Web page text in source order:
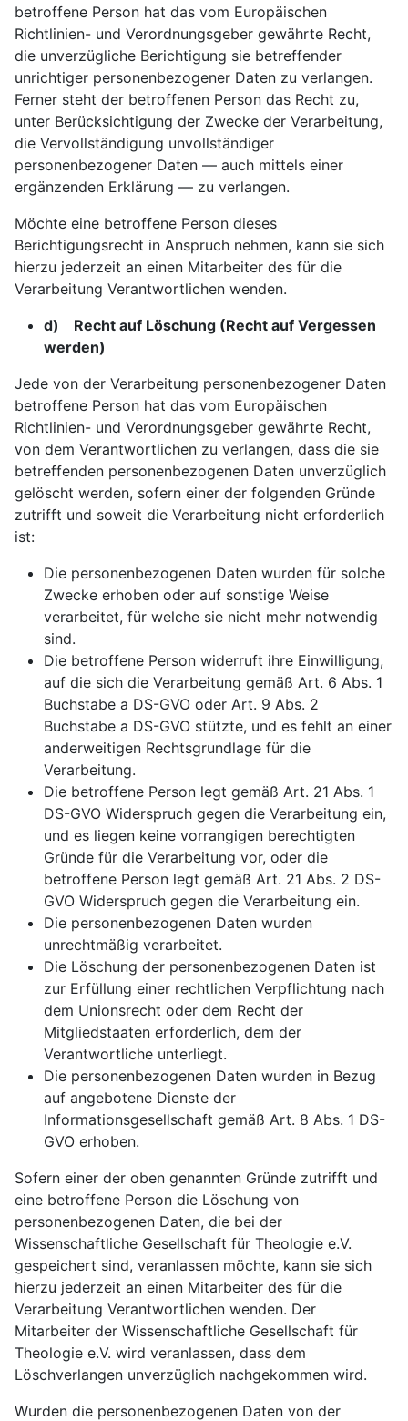
betroffene Person hat das vom Europäischen
Richtlinien- und Verordnungsgeber gewährte Recht,
die unverzügliche Berichtigung sie betreffender
unrichtiger personenbezogener Daten zu verlangen.
Ferner steht der betroffenen Person das Recht zu,
unter Berücksichtigung der Zwecke der Verarbeitung,
die Vervollständigung unvollständiger
personenbezogener Daten — auch mittels einer
ergänzenden Erklärung — zu verlangen.
Möchte eine betroffene Person dieses
Berichtigungsrecht in Anspruch nehmen, kann sie sich
hierzu jederzeit an einen Mitarbeiter des für die
Verarbeitung Verantwortlichen wenden.
d) Recht auf Löschung (Recht auf Vergessen
werden)
Jede von der Verarbeitung personenbezogener Daten
betroffene Person hat das vom Europäischen
Richtlinien- und Verordnungsgeber gewährte Recht,
von dem Verantwortlichen zu verlangen, dass die sie
betreffenden personenbezogenen Daten unverzüglich
gelöscht werden, sofern einer der folgenden Gründe
zutrifft und soweit die Verarbeitung nicht erforderlich
ist:
Die personenbezogenen Daten wurden für solche
Zwecke erhoben oder auf sonstige Weise
verarbeitet, für welche sie nicht mehr notwendig
sind.
Die betroffene Person widerruft ihre Einwilligung,
auf die sich die Verarbeitung gemäß Art. 6 Abs. 1
Buchstabe a DS-GVO oder Art. 9 Abs. 2
Buchstabe a DS-GVO stützte, und es fehlt an einer
anderweitigen Rechtsgrundlage für die
Verarbeitung.
Die betroffene Person legt gemäß Art. 21 Abs. 1
DS-GVO Widerspruch gegen die Verarbeitung ein,
und es liegen keine vorrangigen berechtigten
Gründe für die Verarbeitung vor, oder die
betroffene Person legt gemäß Art. 21 Abs. 2 DS-
GVO Widerspruch gegen die Verarbeitung ein.
Die personenbezogenen Daten wurden
unrechtmäßig verarbeitet.
Die Löschung der personenbezogenen Daten ist
zur Erfüllung einer rechtlichen Verpflichtung nach
dem Unionsrecht oder dem Recht der
Mitgliedstaaten erforderlich, dem der
Verantwortliche unterliegt.
Die personenbezogenen Daten wurden in Bezug
auf angebotene Dienste der
Informationsgesellschaft gemäß Art. 8 Abs. 1 DS-
GVO erhoben.
Sofern einer der oben genannten Gründe zutrifft und
eine betroffene Person die Löschung von
personenbezogenen Daten, die bei der
Wissenschaftliche Gesellschaft für Theologie e.V.
gespeichert sind, veranlassen möchte, kann sie sich
hierzu jederzeit an einen Mitarbeiter des für die
Verarbeitung Verantwortlichen wenden. Der
Mitarbeiter der Wissenschaftliche Gesellschaft für
Theologie e.V. wird veranlassen, dass dem
Löschverlangen unverzüglich nachgekommen wird.
Wurden die personenbezogenen Daten von der